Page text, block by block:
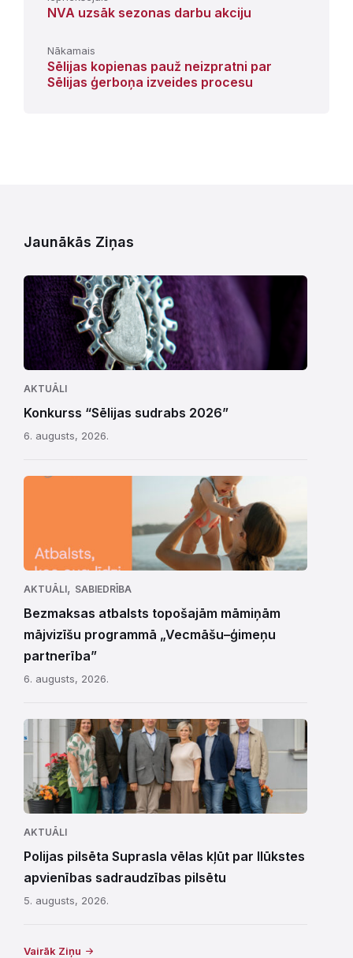
NVA uzsāk sezonas darbu akciju
Nākamais
Sēlijas kopienas pauž neizpratni par
Sēlijas ģerboņa izveides procesu
Jaunākās Ziņas
AKTUĀLI
Konkurss “Sēlijas sudrabs 2026”
6. augusts, 2026.
AKTUĀLI, SABIEDRĪBA
Bezmaksas atbalsts topošajām māmiņām
mājvizīšu programmā „Vecmāšu–ģimeņu
partnerība”
6. augusts, 2026.
AKTUĀLI
Polijas pilsēta Suprasla vēlas kļūt par Ilūkstes
apvienības sadraudzības pilsētu
5. augusts, 2026.
Vairāk Ziņu